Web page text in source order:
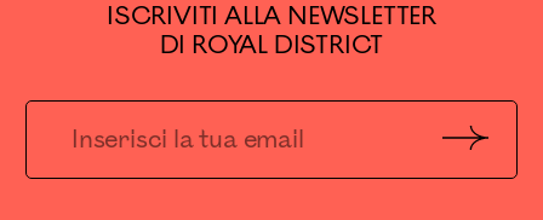
ISCRIVITI ALLA NEWSLETTER
DI ROYAL DISTRICT
Invia